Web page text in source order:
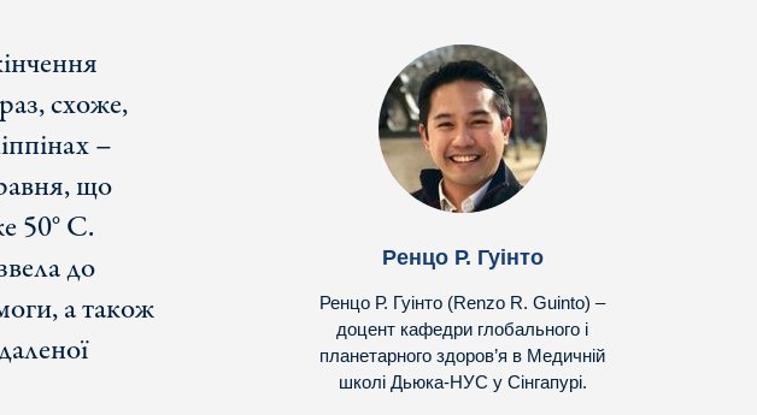
схоже,
–
що
50° C.
до
а також
Ренцо Р. Гуінто
Ренцо Р. Гуінто (Renzo R. Guinto) –
доцент кафедри глобального і
планетарного здоров’я в Медичній
школі Дьюка-НУС у Сінгапурі.